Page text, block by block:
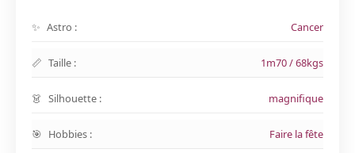
Astro : Cancer
Taille : 1m70 / 68kgs
Silhouette : magnifique
Hobbies : Faire la fête